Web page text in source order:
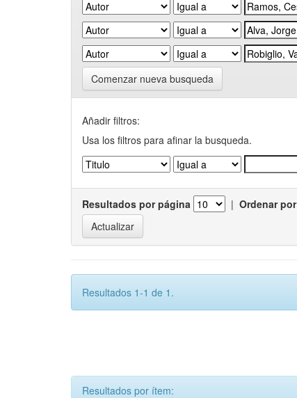
Comenzar nueva busqueda
Añadir filtros:
Usa los filtros para afinar la busqueda.
Resultados por página | Ordenar por
Resultados 1-1 de 1.
Resultados por ítem: